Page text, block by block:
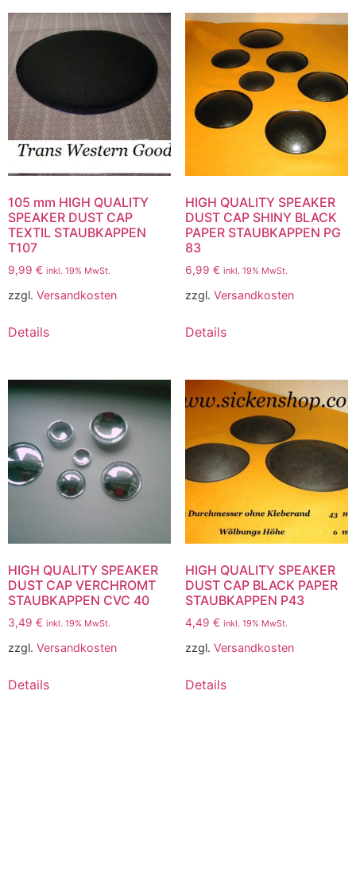
105 mm HIGH QUALITY
SPEAKER DUST CAP
TEXTIL STAUBKAPPEN
T107
9,99 € inkl. 19% MwSt.
zzgl. Versandkosten
Details
HIGH QUALITY SPEAKER
DUST CAP SHINY BLACK
PAPER STAUBKAPPEN PG
83
6,99 € inkl. 19% MwSt.
zzgl. Versandkosten
Details
HIGH QUALITY SPEAKER
DUST CAP VERCHROMT
STAUBKAPPEN CVC 40
3,49 € inkl. 19% MwSt.
zzgl. Versandkosten
Details
HIGH QUALITY SPEAKER
DUST CAP BLACK PAPER
STAUBKAPPEN P43
4,49 € inkl. 19% MwSt.
zzgl. Versandkosten
Details